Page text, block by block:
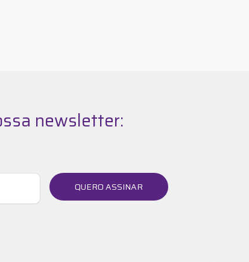
newsletter:
QUERO ASSINAR